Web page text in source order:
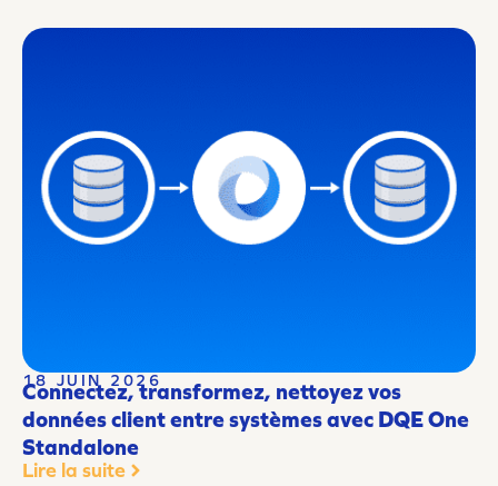
18 JUIN 2026
Connectez, transformez, nettoyez vos
données client entre systèmes avec DQE One
Standalone
Lire la suite